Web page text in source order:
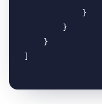
            }
        }
    }